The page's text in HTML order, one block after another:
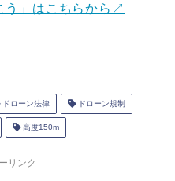
う」はこちらから↗
ドローン法律 ドローン規制
高度150m
リンク